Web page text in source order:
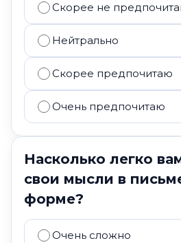
Скорее не
Нейтрально
Скорее предпочитаю
Очень предпочитаю
Насколько легко
свои мысли в
форме?
Очень сложно